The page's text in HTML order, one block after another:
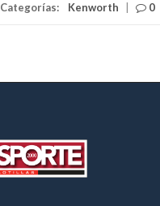
Categorías: Kenworth 0